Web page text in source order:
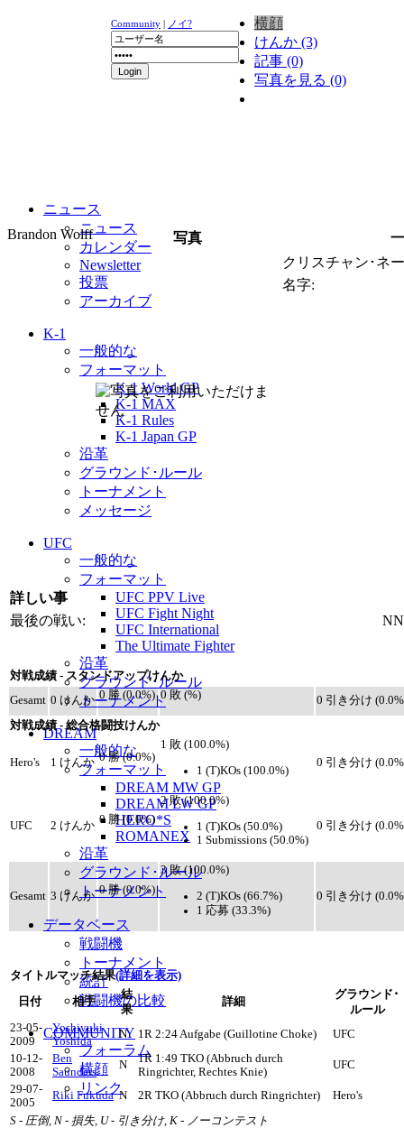
Community | ノイ?
ニュース
ニュース
カレンダー
Newsletter
投票
アーカイブ
K-1
一般的な
フォーマット
K-1 World GP
K-1 MAX
K-1 Rules
K-1 Japan GP
沿革
グラウンド･ルール
トーナメント
メッセージ
UFC
一般的な
フォーマット
UFC PPV Live
UFC Fight Night
UFC International
The Ultimate Fighter
沿革
グラウンド･ルール
トーナメント
DREAM
一般的な
フォーマット
DREAM MW GP
DREAM LW GP
HERO*S
ROMANEX
沿革
グラウンド･ルール
トーナメント
データベース
戦闘機
トーナメント
統計
戦闘機の比較
COMMUNITY
フォーラム
横顔
リンク
横顔
けんか (3)
記事 (0)
写真を見る (0)
Brandon Wolff 写真
クリスチャン･ネ
名字:
詳しい事
最後の戦い:
対戦成績 - スタンドアップけんか
Gesamt 0 けんか 0 勝 (0.0%) 0 敗 (%)
0 引き分け
対戦成績 - 総合格闘技けんか
Hero's 1 けんか 0 勝 (0.0%)
1 敗 (100.0%)
1 (T)KOs (100.0%)
0 引き分け
UFC 2 けんか 0 勝 (0.0%)
2 敗 (100.0%)
1 (T)KOs (50.0%)
1 Submissions (50.0%)
0 引き分け
Gesamt 3 けんか 0 勝 (0.0%)
3 敗 (100.0%)
2 (T)KOs (66.7%)
1 応募 (33.3%)
0 引き分け
タイトルマッチ結果(詳細を表示)
日付 相手
結
果
詳細
グラウンド･
ルール
23-05-
2009
Yoshiyuki
Yoshida
N 1R 2:24 Aufgabe (Guillotine Choke)
UFC
10-12-
2008
Ben
Saunders
N
1R 1:49 TKO (Abbruch durch
Ringrichter, Rechtes Knie)
UFC
29-07-
2005
Riki Fukuda N 2R TKO (Abbruch durch Ringrichter)
Hero's
S - 圧倒, N - 損失, U - 引き分け, K - ノーコンテスト